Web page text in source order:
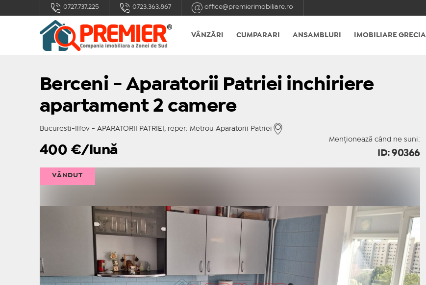
0727.737.225 0723.363.867 office@premierimobiliare.ro
VÂNZĂRI CUMPARARI ANSAMBLURI IMOBILIARE GRECIA
Berceni - Aparatorii Patriei inchiriere
apartament 2 camere
Bucuresti-Ilfov - APARATORII PATRIEI, reper: Metrou Aparatorii Patriei
Menționează când ne suni:
400 €/lună ID: 90366
VÂNDUT